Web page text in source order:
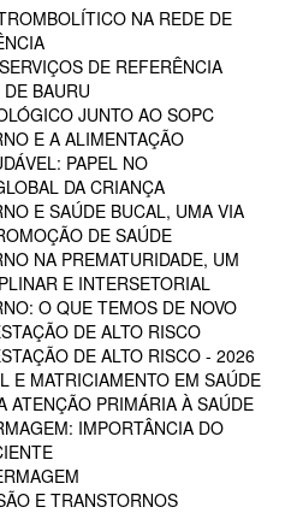
NA REDE DE
DE REFERÊNCIA
BAURU
JUNTO AO SOPC
E A ALIMENTAÇÃO
PAPEL NO
DA CRIANÇA
E SAÚDE BUCAL, UMA VIA
DE SAÚDE
NA PREMATURIDADE, UM
E INTERSETORIAL
O QUE TEMOS DE NOVO
DE ALTO RISCO
DE ALTO RISCO - 2026
E MATRICIAMENTO EM SAÚDE
ATENÇÃO PRIMÁRIA À SAÚDE
IMPORTÂNCIA DO
E TRANSTORNOS